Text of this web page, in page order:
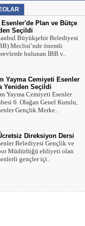
ÖZER
Yerde, “Ş İ D D E T”
KARACA
İLBEGİ
(Seçilmişlerin Mahvına,
Devamına…)
GÖMÜLEN
GÜNAHTAN ÖTÜRÜ
SORULDUĞU
Plan ve Bütçe
Seçildi
Büyükşehir Belediyesi
Meclisi’nde önemli
bulunan İBB v..
Yayma Cemiyeti Esenler
Yeniden Seçildi
Yayma Cemiyeti Esenler
6. Olağan Genel Kurulu,
Gençlik Merke..
Direksiyon Dersi
Belediyesi Gençlik ve
Müdürlüğü ehliyeti olan
gençler içi..